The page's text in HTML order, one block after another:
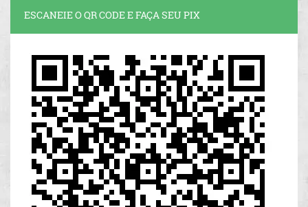
ESCANEIE O QR CODE E FAÇA SEU PIX